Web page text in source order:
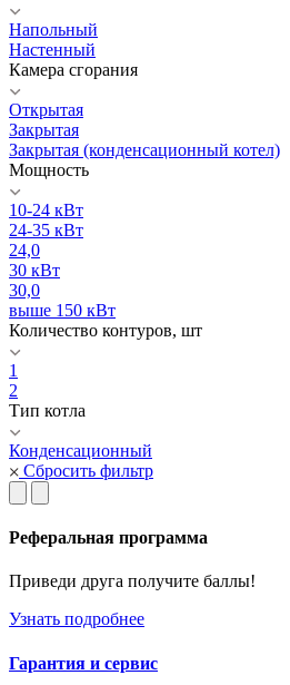
Напольный
Настенный
Камера сгорания
Открытая
Закрытая
Закрытая (конденсационный котел)
Мощность
10-24 кВт
24-35 кВт
24,0
30 кВт
30,0
выше 150 кВт
Количество контуров, шт
1
2
Тип котла
Конденсационный
Сбросить фильтр
Реферальная программа
Приведи друга получите баллы!
Узнать подробнее
Гарантия и сервис